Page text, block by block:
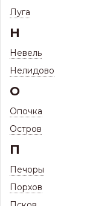
Угол желоба
Луга
Н
Невель
Нелидово
О
Опочка
Остров
П
Печоры
Порхов